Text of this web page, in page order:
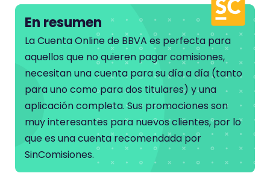
c
En resumen
La Cuenta Online de BBVA es perfecta para
aquellos que no quieren pagar comisiones,
necesitan una cuenta para su día a día (tanto
para uno como para dos titulares) y una
aplicación completa. Sus promociones son
muy interesantes para nuevos clientes, por lo
que es una cuenta recomendada por
SinComisiones.